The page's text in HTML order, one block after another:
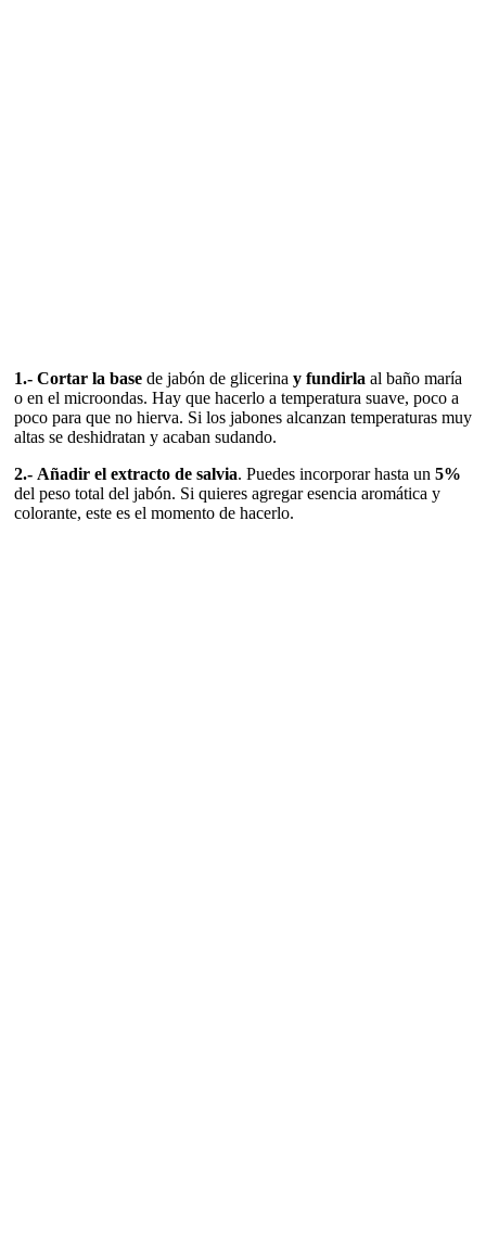
1.- Cortar la base de jabón de glicerina y fundirla al baño maría
o en el microondas. Hay que hacerlo a temperatura suave, poco a
poco para que no hierva. Si los jabones alcanzan temperaturas muy
altas se deshidratan y acaban sudando.
2.- Añadir el extracto de salvia. Puedes incorporar hasta un 5%
del peso total del jabón. Si quieres agregar esencia aromática y
colorante, este es el momento de hacerlo.